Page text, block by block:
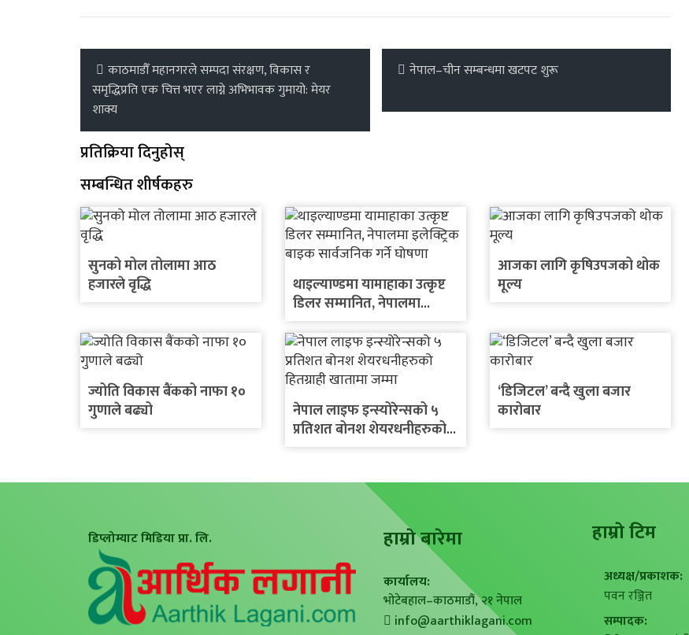
काठमाडौँ महानगरले सम्पदा संरक्षण, विकास र
समृद्धिप्रति एक चित्त भएर लाग्ने अभिभावक गुमायो: मेयर
शाक्य
नेपाल–चीन सम्बन्धमा खटपट शुरू
प्रतिक्रिया दिनुहोस्
सम्बन्धित शीर्षकहरु
सुनको मोल तोलामा आठ
हजारले वृद्धि
थाइल्याण्डमा यामाहाका उत्कृष्ट
डिलर सम्मानित, नेपालमा
घोषणा
आजका लागि कृषिउपजको थोक
मूल्य
ज्योति विकास बैंकको नाफा १०
गुणाले बढ्यो
नेपाल लाइफ इन्स्योरेन्सको ५
प्रतिशत बोनश शेयरधनीहरुको
‘डिजिटल’ बन्दै खुला बजार
कारोबार
डिप्लोम्याट मिडिया प्रा. लि. हाम्राे बारेमा
कार्यालय:
भोटेबहाल–काठमाडौं, २१ नेपाल
info@aarthiklagani.com
हाम्राे टिम
अध्यक्ष/प्रकाशक:
पवन रञ्जित
सम्पादक: